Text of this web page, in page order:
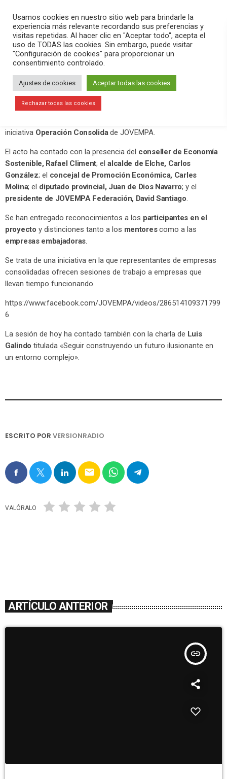
search menu pause PLAY
noviembre 10, 2020
El Centro de Congresos acoge la
clausura de Operación Consolida de
JOVEMPA
iniciativa Operación Consolidade JOVEMPA.
El acto ha contado con la presencia del conseller de Economía
Sostenible, Rafael Climent; elalcalde de Elche, Carlos
González; el concejal de Promoción Económica, Carles
Molina; el diputado provincial, Juan de Dios Navarro; y el
presidente de JOVEMPA Federación, David Santiago
Se han entregado reconocimientos a los participantes en el
proyecto y distinciones tanto a los mentorescomo a las
empresas embajadoras
Se trata de una iniciativa en la que representantes de empresas
consolidadas ofrecen sesiones de trabajo a empresas que
llevan tiempo funcionando.
https://www.facebook.com/JOVEMPA/videos/286514109371799
6
La sesión de hoy ha contado también con la charla de Luis
Galindo titulada «Seguir construyendo un futuro ilusionante en
un entorno complejo».
ESCRITO POR VERSIONRADIO
email
VALÓRALO
ARTÍCULO ANTERIOR
insert_link
Usamos cookies en nuestro sitio web para brindarle la
experiencia más relevante recordando sus preferencias y
visitas repetidas. Al hacer clic en "Aceptar todo", acepta el
uso de TODAS las cookies. Sin embargo, puede visitar
"Configuración de cookies" para proporcionar un
consentimiento controlado.
Ajustes de cookies Aceptar todas las cookies
Rechazar todas las cookies